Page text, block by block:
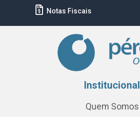
Notas Fiscais
Institucional
Quem Somos